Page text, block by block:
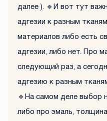
далее ). 🔹И вот тут
адгезии к разным
материалов либо есть
адгезии, либо нет. Про
следующий раз, а
адгезию к разным
🔹На самом деле выбор
либо про эмаль,